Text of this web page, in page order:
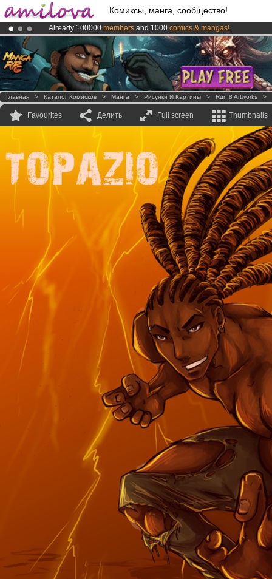
Комиксы, манга, сообщество!
Already 100000 members and 1000 comics & mangas!.
AmilovaKickstarter is now LIVE!.
Premium membership from3.95 euros per month !Get membership
Главная > Каталог Комисков > Манга > Рисунки И Картины > Run 8 Artworks >
Favourites Делить Full screen Thumbnails